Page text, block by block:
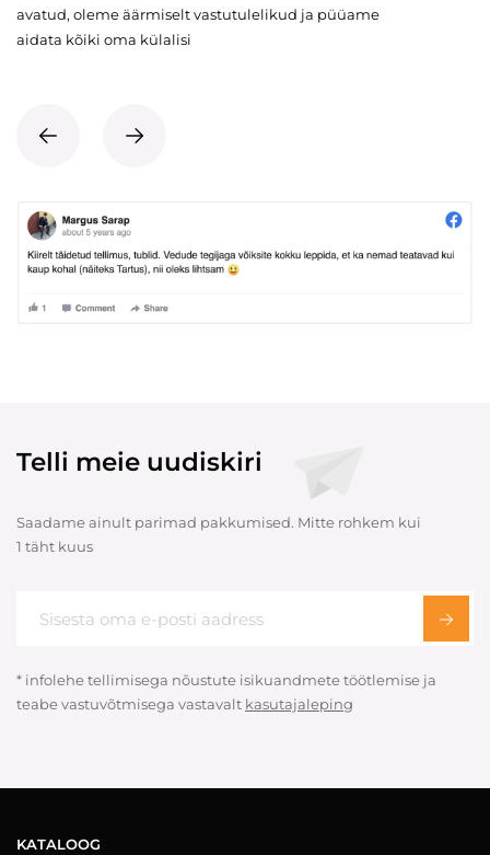
avatud, oleme äärmiselt vastutulelikud ja püüame
aidata kõiki oma külalisi
Telli meie uudiskiri
Saadame ainult parimad pakkumised. Mitte rohkem kui
1 täht kuus
* infolehe tellimisega nõustute isikuandmete töötlemise ja
teabe vastuvõtmisega vastavalt kasutajaleping
KATALOOG